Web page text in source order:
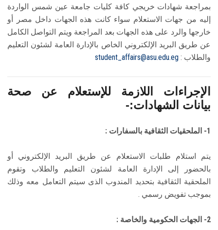
بمراجعة شهادات خريجي كافة كليات جامعة عين شمس الواردة
إليه من جهات الاستعلام سواء كانت هذه الجهات داخل مصر أو
خارجها والرد على هذه الجهات بعد المراجعة ويتم التواصل الكامل
عن طريق البريد الإلكتروني الخاص بالإدارة العامة لشئون التعليم
والطلاب : student_affairs@asu.edu.eg
الإجراءات اللازمة للإستعلام عن صحة
بيانات الشهادات:-
1- الملحقيات الثقافية بالسفارات :
يتم استلام طلبات الاستعلام عن طريق البريد الإلكتروني أو
بالحضور إلى الإدارة العامة لشئون التعليم والطلاب وتقوم
الملحقية الثقافية بتحديد المندوب الذى سيتم التعامل معه وذلك
بموجب تفويض رسمي .
2- الجهات الحكومية والخاصة :